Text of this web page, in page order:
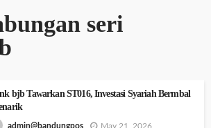
seri
bjb Tawarkan ST016, Investasi Syariah Bermbal
admin@bandungpos May 21, 2026